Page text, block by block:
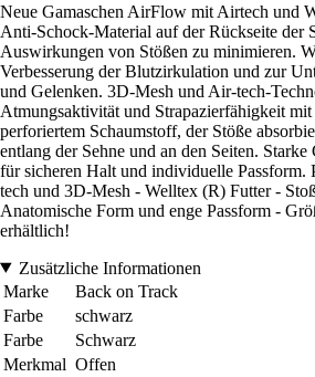
Neue Gamaschen AirFlow mit Airtech und
Anti-Schock-Material auf der Rückseite der
Auswirkungen von Stößen zu minimieren.
Verbesserung der Blutzirkulation und zur
und Gelenken. 3D-Mesh und Air-tech-
Atmungsaktivität und Strapazierfähigkeit
perforiertem Schaumstoff, der Stöße
entlang der Sehne und an den Seiten.
für sicheren Halt und individuelle Passform.
tech und 3D-Mesh - Welltex (R) Futter -
Anatomische Form und enge Passform -
erhältlich!
Zusätzliche Informationen
Marke
Back on Track
Farbe
schwarz
Farbe
Schwarz
Merkmal Offen